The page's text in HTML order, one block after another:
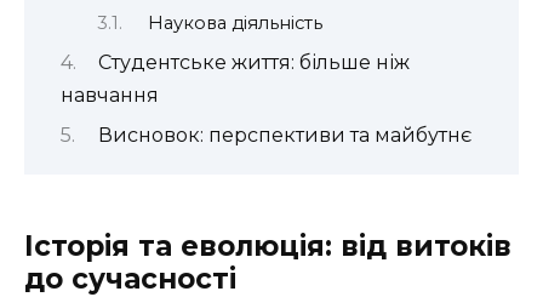
Наукова діяльність
Студентське життя: більше ніж
навчання
Висновок: перспективи та майбутнє
Історія та еволюція: від витоків
до сучасності